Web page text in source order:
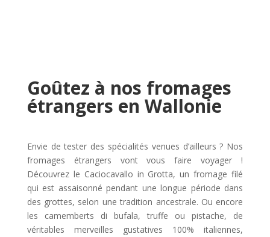
Goûtez à nos fromages
étrangers en Wallonie
Envie de tester des spécialités venues d’ailleurs ? Nos
fromages étrangers vont vous faire voyager !
Découvrez le Caciocavallo in Grotta, un fromage filé
qui est assaisonné pendant une longue période dans
des grottes, selon une tradition ancestrale. Ou encore
les camemberts di bufala, truffe ou pistache, de
véritables merveilles gustatives 100% italiennes,